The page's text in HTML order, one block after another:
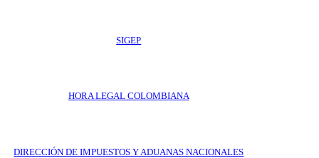
SIGEP
HORA LEGAL COLOMBIANA
DIRECCIÓN DE IMPUESTOS Y ADUANAS NACIONALES